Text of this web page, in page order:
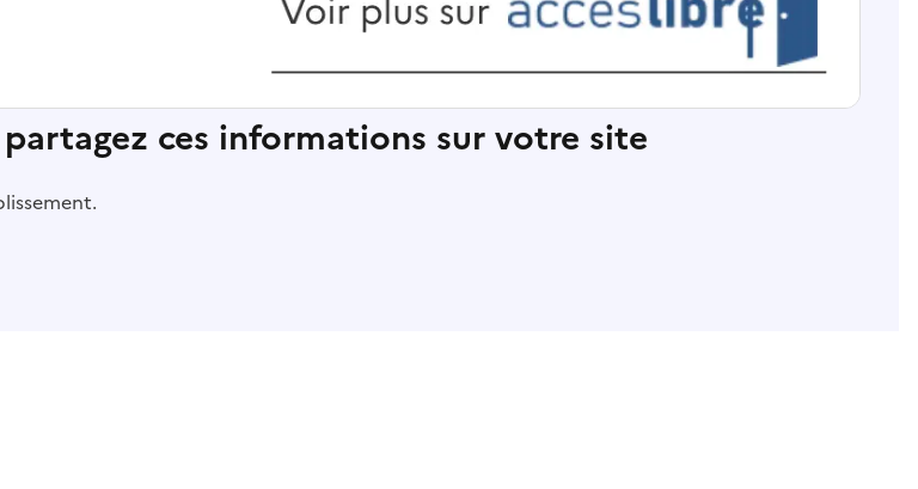
ces informations sur votre site